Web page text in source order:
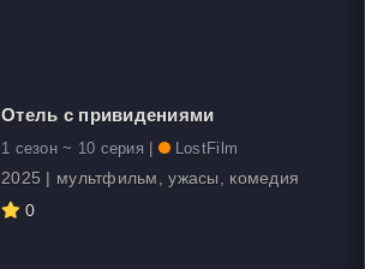
Отель с привидениями
1 сезон ~ 10 серия | LostFilm
2025 | мультфильм, ужасы, комедия
0